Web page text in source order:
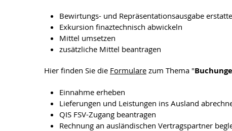
Bewirtungs- und Repräsentationsausgabe
Exkursion finaztechnisch abwickeln
Mittel umsetzen
zusätzliche Mittel beantragen
Hier finden Sie die Formulare zum Thema "
Einnahme erheben
Lieferungen und Leistungen ins Ausland
QIS FSV-Zugang beantragen
Rechnung an ausländischen Vertragspartner